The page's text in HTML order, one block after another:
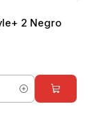
2 Negro